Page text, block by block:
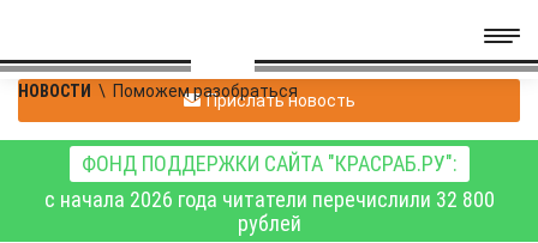
НОВОСТИ \ Поможем разобраться
Прислать новость
ФОНД ПОДДЕРЖКИ САЙТА "КРАСРАБ.РУ":
с начала 2026 года читатели перечислили 32 800
рублей